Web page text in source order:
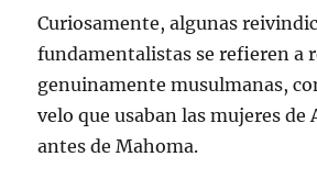
Curiosamente, algunas
fundamentalistas se refieren a
genuinamente musulmanas,
velo que usaban las mujeres de
antes de Mahoma.